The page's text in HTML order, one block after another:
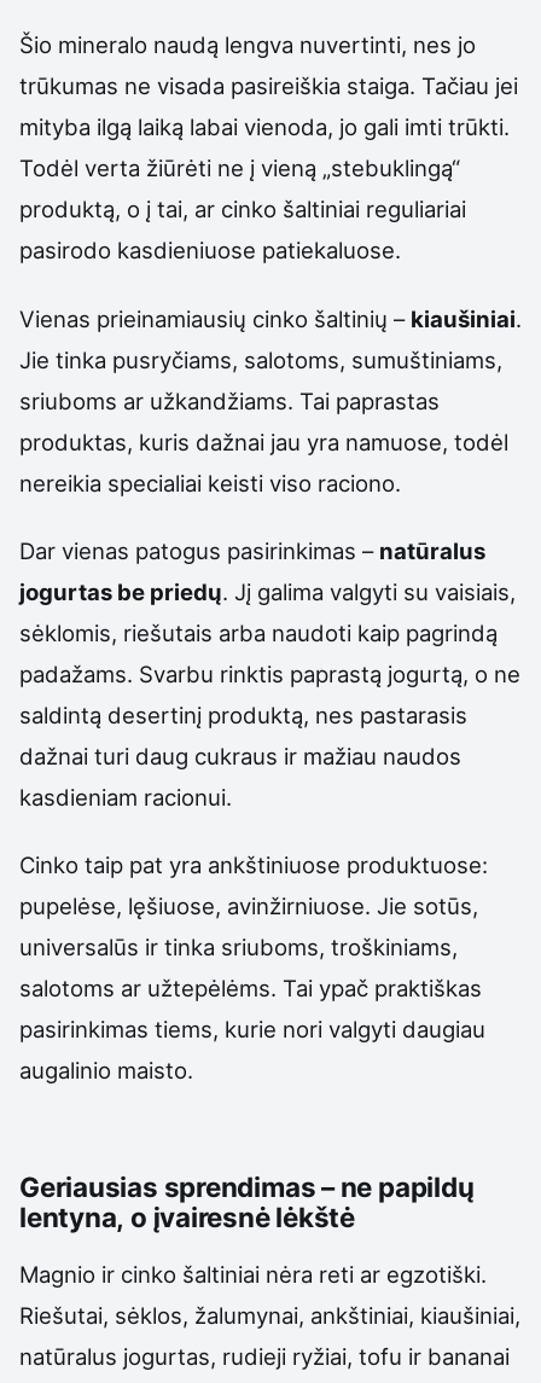
Šio mineralo naudą lengva nuvertinti, nes jo
trūkumas ne visada pasireiškia staiga. Tačiau jei
mityba ilgą laiką labai vienoda, jo gali imti trūkti.
Todėl verta žiūrėti ne į vieną „stebuklingą“
produktą, o į tai, ar cinko šaltiniai reguliariai
pasirodo kasdieniuose patiekaluose.
Vienas prieinamiausių cinko šaltinių – kiaušiniai.
Jie tinka pusryčiams, salotoms, sumuštiniams,
sriuboms ar užkandžiams. Tai paprastas
produktas, kuris dažnai jau yra namuose, todėl
nereikia specialiai keisti viso raciono.
Dar vienas patogus pasirinkimas – natūralus
jogurtas be priedų. Jį galima valgyti su vaisiais,
sėklomis, riešutais arba naudoti kaip pagrindą
padažams. Svarbu rinktis paprastą jogurtą, o ne
saldintą desertinį produktą, nes pastarasis
dažnai turi daug cukraus ir mažiau naudos
kasdieniam racionui.
Cinko taip pat yra ankštiniuose produktuose:
pupelėse, lęšiuose, avinžirniuose. Jie sotūs,
universalūs ir tinka sriuboms, troškiniams,
salotoms ar užtepėlėms. Tai ypač praktiškas
pasirinkimas tiems, kurie nori valgyti daugiau
augalinio maisto.
Geriausias sprendimas – ne papildų
lentyna, o įvairesnė lėkštė
Magnio ir cinko šaltiniai nėra reti ar egzotiški.
Riešutai, sėklos, žalumynai, ankštiniai, kiaušiniai,
natūralus jogurtas, rudieji ryžiai, tofu ir bananai